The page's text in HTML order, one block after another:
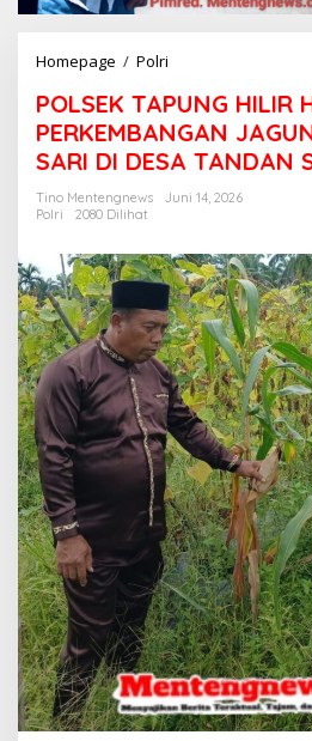
Homepage / Polri
L
S
E
K
T
U
N
G
H
I
L
I
R
H
A
D
I
R
–
C
E
K
P
E
R
K
E
M
POLSEK TAPUNG HILIR
PERKEMBANGAN
SARI DI DESA TANDAN
Tino Mentengnews
Juni 14, 2026
Polri
2080 Dilihat